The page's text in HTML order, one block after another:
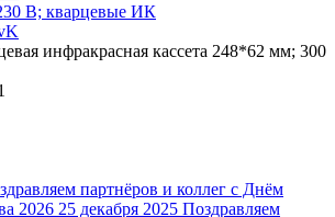
В; кварцевые ИК
инфракрасная кассета 248*62 мм; 300
партнёров и коллег с Днём
2026 25 декабря 2025 Поздравляем